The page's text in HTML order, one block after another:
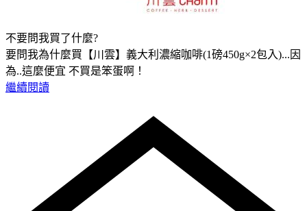
不要問我買了什麼?
要問我為什麼買【川雲】義大利濃縮咖啡(1磅450g×2包入)...因
為..這麼便宜 不買是笨蛋啊！
繼續閱讀